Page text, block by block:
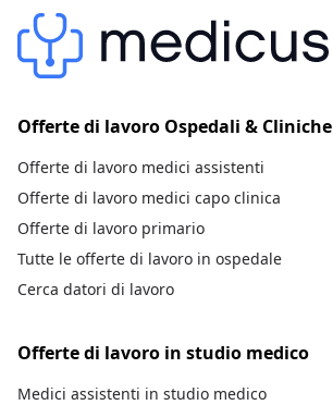
Offerte di lavoro Ospedali & Cliniche
Offerte di lavoro medici assistenti
Offerte di lavoro medici capo clinica
Offerte di lavoro primario
Tutte le offerte di lavoro in ospedale
Cerca datori di lavoro
Offerte di lavoro in studio medico
Medici assistenti in studio medico